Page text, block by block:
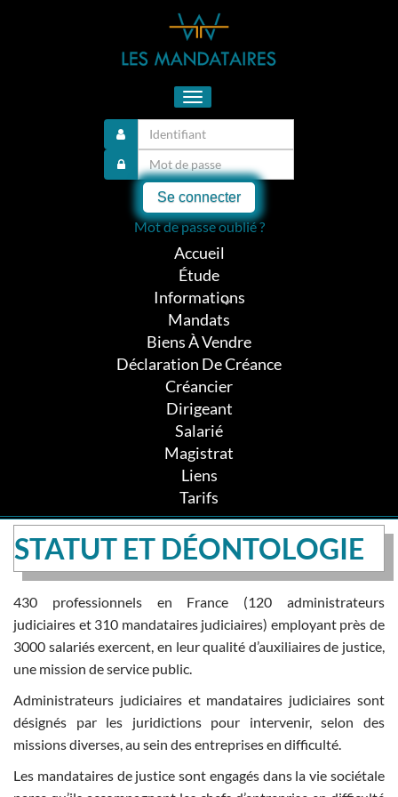
Toggle
navigation
Se connecter
Mot de passe oublié ?
Accueil
Étude
Informations
Mandats
Biens À Vendre
Déclaration De Créance
Créancier
Dirigeant
Salarié
Magistrat
Liens
Tarifs
STATUT ET DÉONTOLOGIE
430 professionnels en France (120 administrateurs
judiciaires et 310 mandataires judiciaires) employant près de
3000 salariés exercent, en leur qualité d’auxiliaires de justice,
une mission de service public.
Administrateurs judiciaires et mandataires judiciaires sont
désignés par les juridictions pour intervenir, selon des
missions diverses, au sein des entreprises en difficulté.
Les mandataires de justice sont engagés dans la vie sociétale